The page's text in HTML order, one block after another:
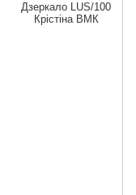
Дзеркало LUS/100
Крістіна ВМК